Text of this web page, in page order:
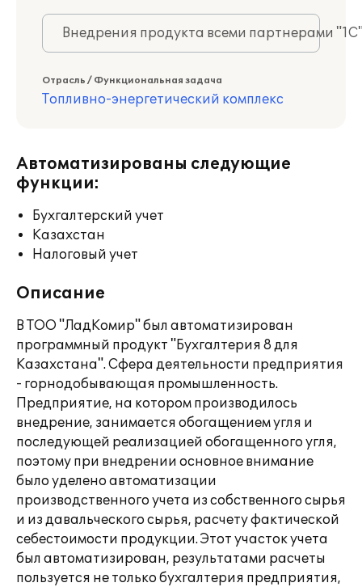
Внедрения продукта всеми партнерами
Отрасль / Функциональная задача
Топливно-энергетический комплекс
Автоматизированы следующие
функции:
Бухгалтерский учет
Казахстан
Налоговый учет
Описание
В ТОО "ЛадКомир" был автоматизирован
программный продукт "Бухгалтерия 8 для
Казахстана". Сфера деятельности предприятия
- горнодобывающая промышленность.
Предприятие, на котором производилось
внедрение, занимается обогащением угля и
последующей реализацией обогащенного угля,
поэтому при внедрении основное внимание
было уделено автоматизации
производственного учета из собственного сырья
и из давальческого сырья, расчету фактической
себестоимости продукции. Этот участок учета
был автоматизирован, результатами расчеты
пользуется не только бухгалтерия предприятия,